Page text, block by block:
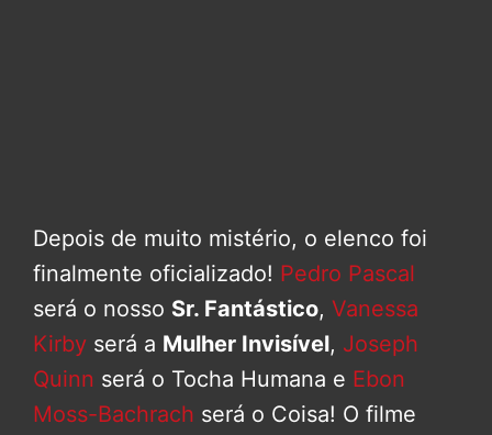
Depois de muito mistério, o elenco foi
finalmente oficializado! Pedro Pascal
será o nosso Sr. Fantástico, Vanessa
Kirby será a Mulher Invisível, Joseph
Quinn será o Tocha Humana e Ebon
Moss-Bachrach será o Coisa! O filme